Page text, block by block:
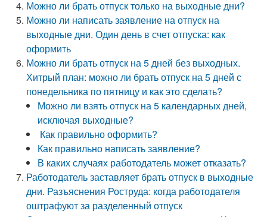
Можно ли брать отпуск только на выходные дни?
Можно ли написать заявление на отпуск на
выходные дни. Один день в счет отпуска: как
оформить
Можно ли брать отпуск на 5 дней без выходных.
Хитрый план: можно ли брать отпуск на 5 дней с
понедельника по пятницу и как это сделать?
Можно ли взять отпуск на 5 календарных дней,
исключая выходные?
Как правильно оформить?
Как правильно написать заявление?
В каких случаях работодатель может отказать?
Работодатель заставляет брать отпуск в выходные
дни. Разъяснения Роструда: когда работодателя
оштрафуют за разделенный отпуск